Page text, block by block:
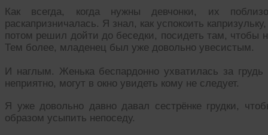
Как всегда, когда нужны девчонки, их
раскапризничалась. Я знал, как успокоить
потом решил дойти до беседки, посидеть там, чтобы
Тем более, младенец был уже довольно увесистым.
И наглым. Женька беспардонно ухватилась за
неприятно, могут в окно увидеть кому не следует.
Я уже довольно давно давал сестрёнке грудки,
образом усыпить непоседу.